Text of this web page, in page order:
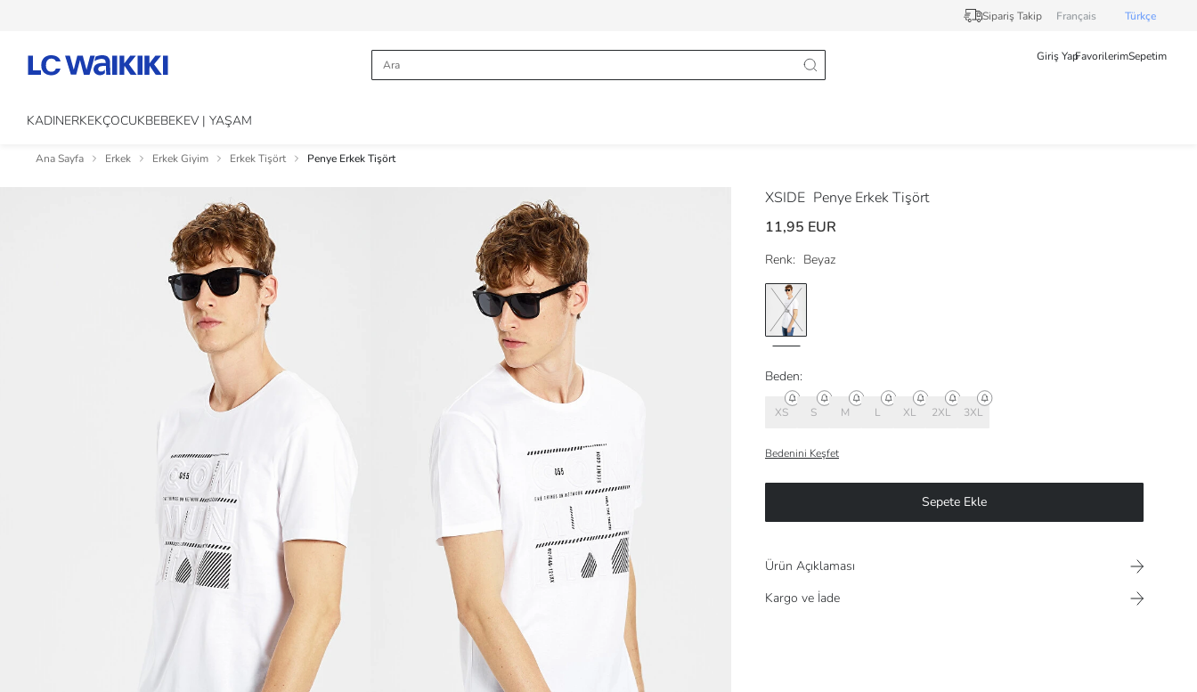
Sipariş Takip Français Türkçe
Giriş YapFavorilerimSepetim
KADINERKEKÇOCUKBEBEKEV | YAŞAM
Ana Sayfa Erkek Erkek Giyim Erkek Tişört Penye Erkek Tişört
XSIDE Penye Erkek Tişört
11,95 EUR
Renk: Beyaz
Beden:
XS S M L XL 2XL 3XL
Bedenini Keşfet
Sepete Ekle
Ürün Açıklaması
Kargo ve İade